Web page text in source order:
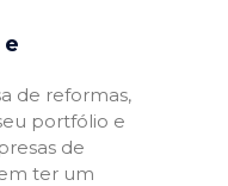
de reformas,
portfólio e
de
ter um